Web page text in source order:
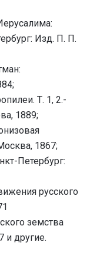
Изд. П. П.
Т. 1, 2.-
1889;
1867;
Петербург:
русского
земства
и другие.